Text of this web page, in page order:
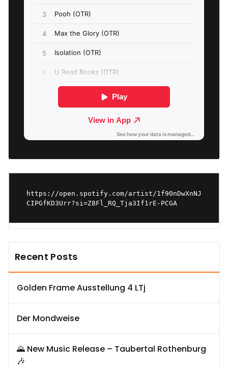
https://open.spotify.com/artist/1f90nDwXnNJ
CIPGfKD3Urr?si=Z8Fl_RQ_Tja3If1rE-PCGA
Recent Posts
Golden Frame Ausstellung 4 LTj
Der Mondweise
🌄 New Music Release – Taubertal Rothenburg
🎶